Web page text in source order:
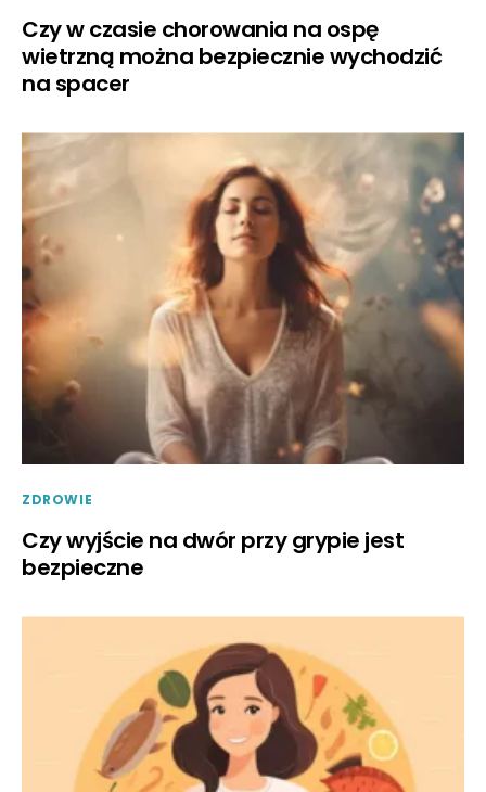
Czy w czasie chorowania na ospę
wietrzną można bezpiecznie wychodzić
na spacer
ZDROWIE
Czy wyjście na dwór przy grypie jest
bezpieczne